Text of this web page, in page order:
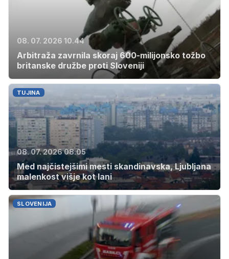
08. 07. 2026 10.44
Arbitraža zavrnila skoraj 600-milijonsko tožbo
britanske družbe proti Sloveniji
TUJINA
08. 07. 2026 08.05
Med najčistejšimi mesti skandinavska, Ljubljana
malenkost višje kot lani
SLOVENIJA